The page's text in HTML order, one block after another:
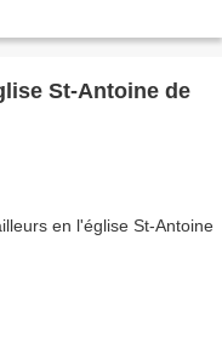
St-Antoine de